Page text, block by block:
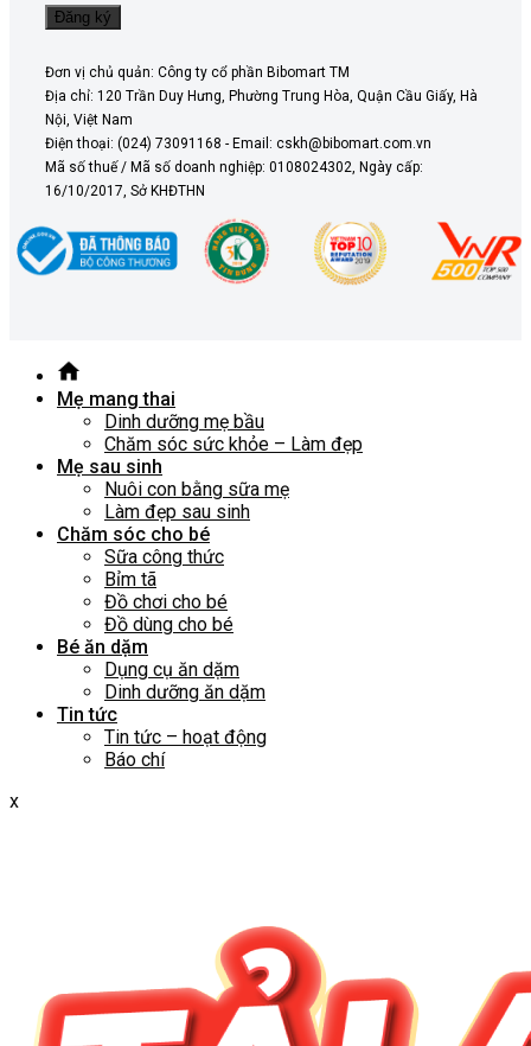
Đơn vị chủ quản: Công ty cổ phần Bibomart TM
Địa chỉ: 120 Trần Duy Hưng, Phường Trung Hòa, Quận Cầu Giấy, Hà
Nội, Việt Nam
Điện thoại: (024) 73091168 - Email: cskh@bibomart.com.vn
Mã số thuế / Mã số doanh nghiệp: 0108024302, Ngày cấp:
16/10/2017, Sở KHĐTHN
Mẹ mang thai
Dinh dưỡng mẹ bầu
Chăm sóc sức khỏe – Làm đẹp
Mẹ sau sinh
Nuôi con bằng sữa mẹ
Làm đẹp sau sinh
Chăm sóc cho bé
Sữa công thức
Bỉm tã
Đồ chơi cho bé
Đồ dùng cho bé
Bé ăn dặm
Dụng cụ ăn dặm
Dinh dưỡng ăn dặm
Tin tức
Tin tức – hoạt động
Báo chí
x